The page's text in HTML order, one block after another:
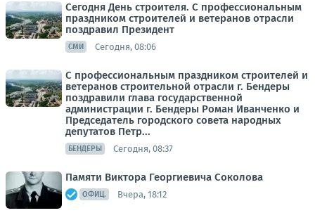
Сегодня День строителя. С профессиональным
праздником строителей и ветеранов отрасли
поздравил Президент
СМИ Сегодня, 08:06
С профессиональным праздником строителей и
ветеранов строительной отрасли г. Бендеры
поздравили глава государственной
администрации г. Бендеры Роман Иванченко и
Председатель городского совета народных
депутатов Петр...
БЕНДЕРЫ Сегодня, 08:37
Памяти Виктора Георгиевича Соколова
ОФИЦ. Вчера, 18:12